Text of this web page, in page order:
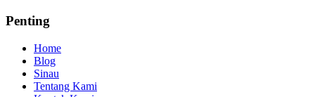
Penting
Home
Blog
Sinau
Tentang Kami